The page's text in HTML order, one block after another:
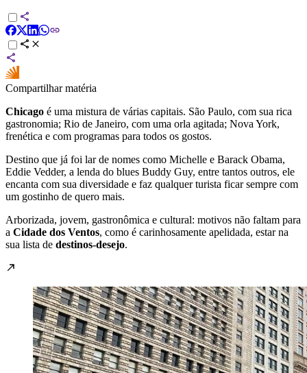
Compartilhar matéria
Chicago é uma mistura de várias capitais. São Paulo, com sua rica
gastronomia; Rio de Janeiro, com uma orla agitada; Nova York,
frenética e com programas para todos os gostos.
Destino que já foi lar de nomes como Michelle e Barack Obama,
Eddie Vedder, a lenda do blues Buddy Guy, entre tantos outros, ele
encanta com sua diversidade e faz qualquer turista ficar sempre com
um gostinho de quero mais.
Arborizada, jovem, gastronômica e cultural: motivos não faltam para
a Cidade dos Ventos, como é carinhosamente apelidada, estar na
sua lista de destinos-desejo.